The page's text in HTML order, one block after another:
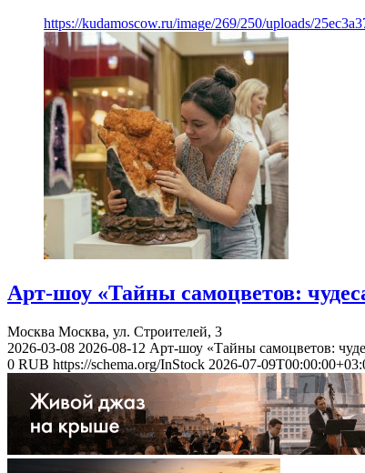
https://kudamoscow.ru/image/269/250/uploads/
Арт-шоу «Тайны самоцветов:
Москва Москва, ул. Строителей, 3
2026-03-08 2026-08-12 Арт-шоу «Тайны самоцветов:
0 RUB https://schema.org/InStock 2026-07-